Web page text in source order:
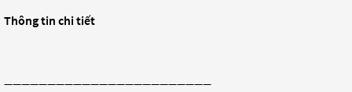
Thông tin chi tiết
————————————————————————